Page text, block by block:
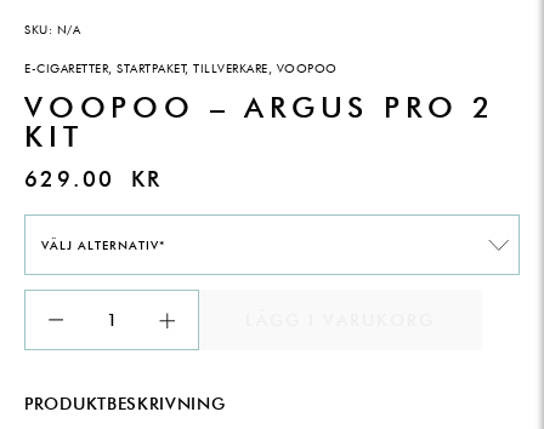
SKU: N/A
E-CIGARETTER STARTPAKET, TILLVERKARE VOOPOO
VOOPOO – ARGUS PRO 2
KIT
629.00 KR
VÄLJ ALTERNATIV*
PRODUKTBESKRIVNING